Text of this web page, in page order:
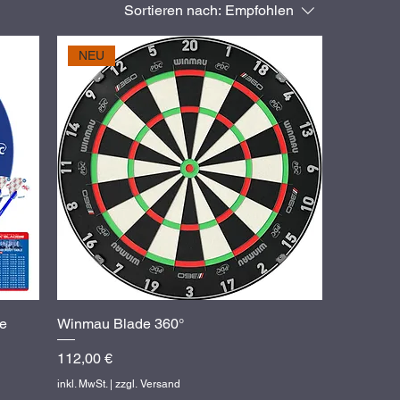
Sortieren nach: Empfohlen
Schnellansicht
NEU
Winmau Blade 360°
Preis
112,00 €
inkl. MwSt.|zzgl. Versand